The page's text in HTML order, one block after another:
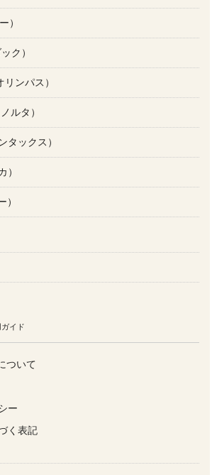
）
ク）
ンパス）
ルタ）
タックス）
）
）
ガイド
ついて
ー
く表記